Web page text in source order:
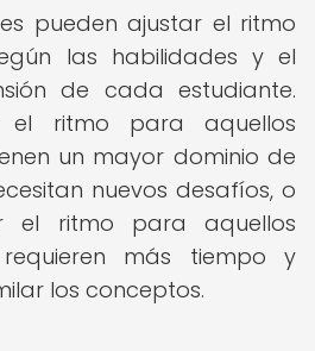
pueden ajustar el ritmo
las habilidades y el
de cada estudiante.
el ritmo para aquellos
un mayor dominio de
nuevos desafíos, o
el ritmo para aquellos
más tiempo y
los conceptos.